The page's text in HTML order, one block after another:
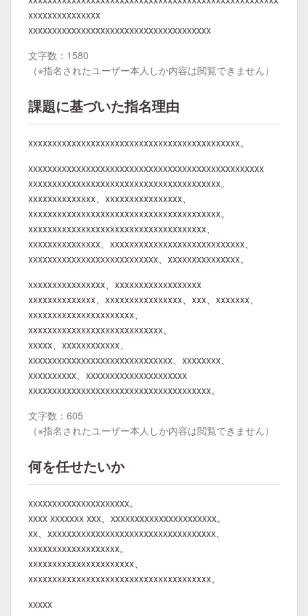
xxxxxxxxxxxxxxx
xxxxxxxxxxxxxxxxxxxxxxxxxxxxxxxxxxxxxx
文字数：1580
（※指名されたユーザー本人しか内容は閲覧できません）
課題に基づいた指名理由
xxxxxxxxxxxxxxxxxxxxxxxxxxxxxxxxxxxxxxxxxxxx。
xxxxxxxxxxxxxxxxxxxxxxxxxxxxxxxxxxxxxxxxxxxxxxxxx
xxxxxxxxxxxxxxxxxxxxxxxxxxxxxxxxxxxxxxxx。
xxxxxxxxxxxxxx、xxxxxxxxxxxxxxxx、
xxxxxxxxxxxxxxxxxxxxxxxxxxxxxxxxxxxxxxxx。
xxxxxxxxxxxxxxxxxxxxxxxxxxxxxxxxxxxxx、
xxxxxxxxxxxxxxx、xxxxxxxxxxxxxxxxxxxxxxxxxxxx、
xxxxxxxxxxxxxxxxxxxxxxxxxxx、xxxxxxxxxxxxxxx。
xxxxxxxxxxxxxxxx、xxxxxxxxxxxxxxxxxx
xxxxxxxxxxxxxx、xxxxxxxxxxxxxxxx、xxx、xxxxxxx、
xxxxxxxxxxxxxxxxxxxxxx、
xxxxxxxxxxxxxxxxxxxxxxxxxxxx。
xxxxx、xxxxxxxxxxxx、
xxxxxxxxxxxxxxxxxxxxxxxxxxxxxx、xxxxxxxx、
xxxxxxxxxx、xxxxxxxxxxxxxxxxxxxxx
xxxxxxxxxxxxxxxxxxxxxxxxxxxxxxxxxxxxxx。
文字数：605
（※指名されたユーザー本人しか内容は閲覧できません）
何を任せたいか
xxxxxxxxxxxxxxxxxxxxx。
xxxx xxxxxxx xxx、xxxxxxxxxxxxxxxxxxxxxx。
xx、xxxxxxxxxxxxxxxxxxxxxxxxxxxxxxxxxxx、
xxxxxxxxxxxxxxxxxxx。
xxxxxxxxxxxxxxxxxxxxxx、
xxxxxxxxxxxxxxxxxxxxxxxxxxxxxxxxxxxxxx。
xxxxx